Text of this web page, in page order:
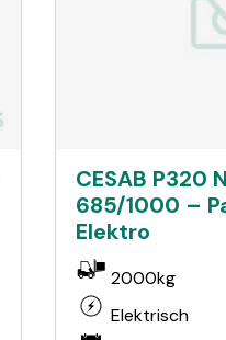
CESAB P320
685/1000 –
Elektro
2000kg
Elektrisch